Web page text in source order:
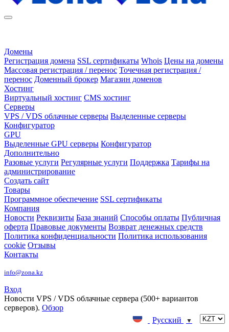
Домены
Регистрация домена SSL сертификаты Whois Цены на домены
Массовая регистрация / перенос Точечная регистрация /
перенос Доменный брокер Магазин доменов
Хостинг
Виртуальный хостинг CMS хостинг
Серверы
VPS / VDS облачные серверы Выделенные серверы
Конфигуратор
GPU
Выделенные GPU серверы Конфигуратор
Дополнительно
Разовые услуги Регулярные услуги Поддержка Тарифы на
администрирование
Создать сайт
Товары
Программное обеспечение SSL сертификаты
Компания
Новости Реквизиты База знаний Способы оплаты Публичная
оферта Правовые документы Возврат денежных средств
Политика конфиденциальности Политика использования
cookie Отзывы
Контакты
info@zona.kz
Вход
Новости VPS / VDS облачные сервера (500+ вариантов
серверов). Обзор
Русский
▼